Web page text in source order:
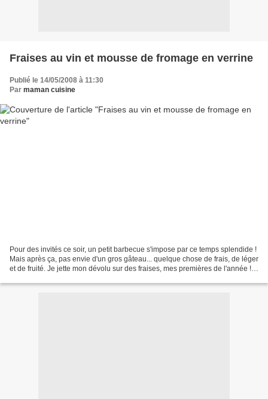
Fraises au vin et mousse de fromage en verrine
Publié le 14/05/2008 à 11:30
Par maman cuisine
Pour des invités ce soir, un petit barbecue s'impose par ce temps splendide !
Mais après ça, pas envie d'un gros gâteau... quelque chose de frais, de léger
et de fruité. Je jette mon dévolu sur des fraises, mes premières de l'année !